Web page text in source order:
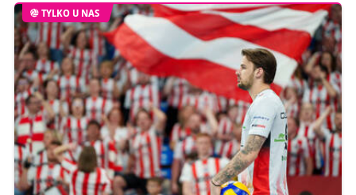
TYLKO U NAS